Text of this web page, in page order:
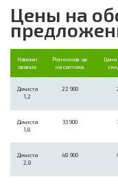
Цены на
Наимен
ование
Розничная це
на септика
Цена
Дочиста
1,2
22 900
Дочиста
1,8
33 900
Дочиста
2,8
48 900